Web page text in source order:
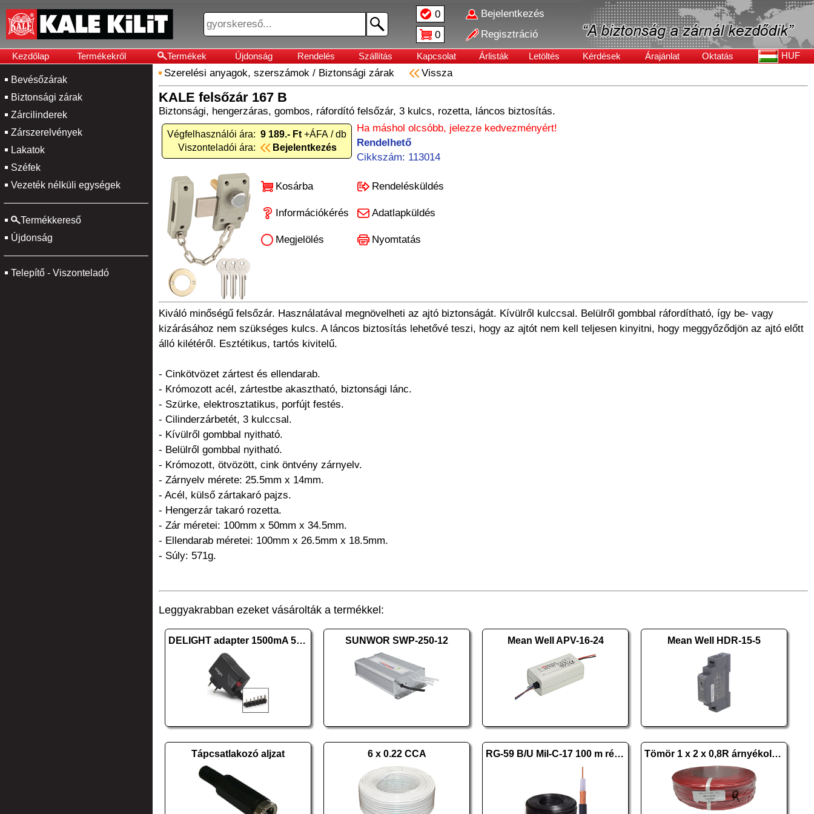
0
0
Bejelentkezés
Regisztráció
Kezdőlap Termékekről Termékek Újdonság Rendelés Szállítás Kapcsolat Árlisták Letöltés Kérdések Árajánlat Oktatás HUF
Bevésőzárak
Biztonsági zárak
Zárcilinderek
Zárszerelvények
Lakatok
Széfek
Vezeték nélküli egységek
Termékkereső
Újdonság
Telepítő - Viszonteladó
Szerelési anyagok, szerszámok / Biztonsági zárak Vissza
KALE felsőzár 167 B
Biztonsági, hengerzáras, gombos, ráfordító felsőzár, 3 kulcs, rozetta, láncos biztosítás.
Végfelhasználói ára: 9 189.- Ft +ÁFA / db
Viszonteladói ára:
Bejelentkezés
Ha máshol olcsóbb, jelezze kedvezményért!
Rendelhető
Cikkszám: 113014
Kosárba Rendelésküldés
Információkérés Adatlapküldés
Megjelölés Nyomtatás
Kiváló minőségű felsőzár. Használatával megnövelheti az ajtó biztonságát. Kívülről kulccsal. Belülről gombbal ráfordítható, így be- vagy
kizárásához nem szükséges kulcs. A láncos biztosítás lehetővé teszi, hogy az ajtót nem kell teljesen kinyitni, hogy meggyőződjön az ajtó előtt
álló kilétéről. Esztétikus, tartós kivitelű.
- Cinkötvözet zártest és ellendarab.
- Krómozott acél, zártestbe akasztható, biztonsági lánc.
- Szürke, elektrosztatikus, porfújt festés.
- Cilinderzárbetét, 3 kulccsal.
- Kívülről gombbal nyitható.
- Belülről gombbal nyitható.
- Krómozott, ötvözött, cink öntvény zárnyelv.
- Zárnyelv mérete: 25.5mm x 14mm.
- Acél, külső zártakaró pajzs.
- Hengerzár takaró rozetta.
- Zár méretei: 100mm x 50mm x 34.5mm.
- Ellendarab méretei: 100mm x 26.5mm x 18.5mm.
- Súly: 571g.
Leggyakrabban ezeket vásárolták a termékkel:
DELIGHT adapter 1500mA 55056B SUNWOR SWP-250-12 Mean Well APV-16-24 Mean Well HDR-15-5
Tápcsatlakozó aljzat 6 x 0.22 CCA RG-59 B/U Mil-C-17 100 m réz fekete Tömör 1 x 2 x 0,8R árnyékolt réz